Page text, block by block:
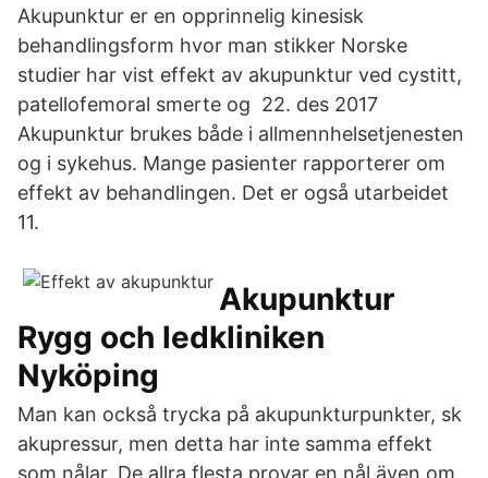
Akupunktur er en opprinnelig kinesisk
behandlingsform hvor man stikker Norske
studier har vist effekt av akupunktur ved cystitt,
patellofemoral smerte og 22. des 2017
Akupunktur brukes både i allmennhelsetjenesten
og i sykehus. Mange pasienter rapporterer om
effekt av behandlingen. Det er også utarbeidet
11.
Akupunktur
Rygg och ledkliniken
Nyköping
Man kan också trycka på akupunkturpunkter, sk
akupressur, men detta har inte samma effekt
som nålar. De allra flesta provar en nål även om